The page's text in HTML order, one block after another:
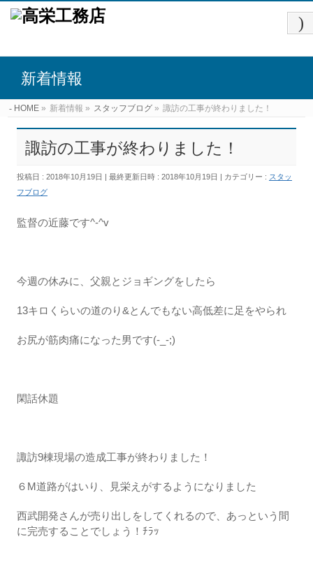
新着情報
HOME » 新着情報 » スタッフブログ » 諏訪の工事が終わりました！
諏訪の工事が終わりました！
投稿日 : 2018年10月19日 最終更新日時 : 2018年10月19日 カテゴリー : スタッ
フブログ
監督の近藤です^-^v
今週の休みに、父親とジョギングをしたら
13キロくらいの道のり&とんでもない高低差に足をやられ
お尻が筋肉痛になった男です(-_-;)
閑話休題
諏訪9棟現場の造成工事が終わりました！
６M道路がはいり、見栄えがするようになりました
西武開発さんが売り出しをしてくれるので、あっという間
に完売することでしょう！ﾁﾗｯ